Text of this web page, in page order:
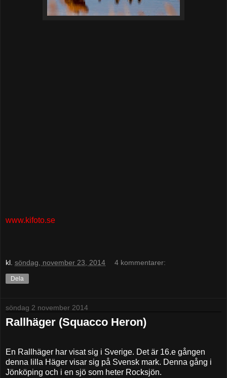
www.kifoto.se
kl. söndag, november 23, 2014 4 kommentarer:
Dela
söndag 2 november 2014
Rallhäger (Squacco Heron)
En Rallhäger har visat sig i Sverige. Det är 16.e gången
denna lilla Häger visar sig på Svensk mark. Denna gång i
Jönköping och i en sjö som heter Rocksjön.